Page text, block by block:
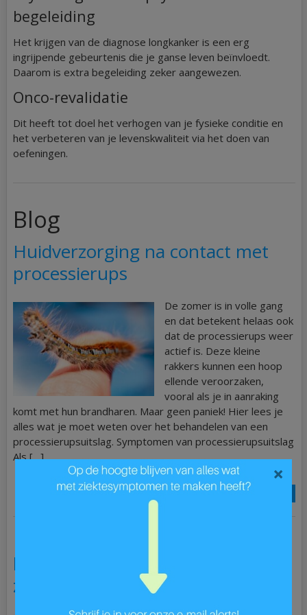
begeleiding
Het krijgen van de diagnose longkanker is een erg
ingrijpende gebeurtenis die je ganse leven beïnvloedt.
Daarom is extra begeleiding zeker aangewezen.
Onco-revalidatie
Dit heeft tot doel het verhogen van je fysieke conditie en
het verbeteren van je levenskwaliteit via het doen van
oefeningen.
Blog
Huidverzorging na contact met
processierups
De zomer is in volle gang
en dat betekent helaas ook
dat de processierups weer
actief is. Deze kleine
rakkers kunnen een hoop
ellende veroorzaken,
vooral als je in aanraking
komt met hun brandharen. Maar geen paniek! Hier lees je
alles wat je moet weten over het behandelen van een
processierupsuitslag. Symptomen van processierupsuitslag
Als […]
Lees Meer »
helpen bij het herstellen van een
ziekte of blessure?
×